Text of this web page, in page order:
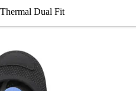
Dual Fit